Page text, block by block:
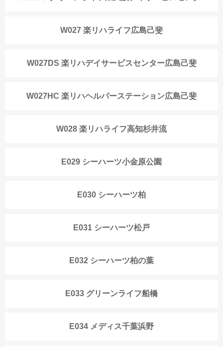
W027 楽リハライフ広島己斐
W027DS 楽リハデイサービスセンター広島己斐
W027HC 楽リハヘルパーステーション広島己斐
W028 楽リハライフ高知杉井流
E029 シーハーツ小金原公園
E030 シーハーツ柏
E031 シーハーツ松戸
E032 シーハーツ柏の葉
E033 グリーンライフ船橋
E034 メディス千葉浜野